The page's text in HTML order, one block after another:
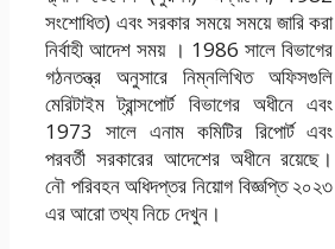
সংশোধিত) এবং সরকার সময়ে সময়ে জারি করা
নির্বাহী আদেশ সময় । 1986 সালে বিভাগের
গঠনতন্ত্র অনুসারে নিম্নলিখিত অফিসগুলি
মেরিটাইম ট্রান্সপোর্ট বিভাগের অধীনে এবং
1973 সালে এনাম কমিটির রিপোর্ট এবং
পরবর্তী সরকারের আদেশের অধীনে রয়েছে।
নৌ পরিবহন অধিদপ্তর নিয়োগ বিজ্ঞপ্তি ২০২৩
এর আরো তথ্য নিচে দেখুন।